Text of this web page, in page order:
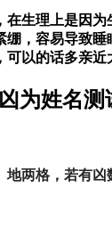
生理上是因
，容易导致
以的话多亲
为姓名测
两格，若有